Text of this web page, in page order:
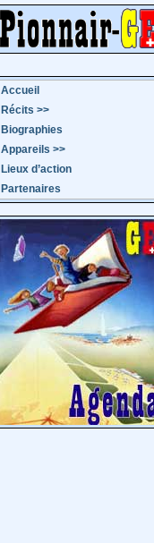
Accueil
Récits >>
Biographies
Appareils >>
Lieux d’action
Partenaires